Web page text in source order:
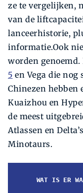
ze te vergelijken,
van de
lanceerhistorie,
informatie.Ook
worden genoemd.
5 en Vega die nog
Chinezen hebben
Kuaizhou en
de meest
Atlassen en
Minotaurs.
WAT IS ER